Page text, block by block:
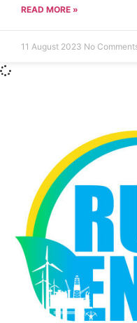
READ MORE »
11 August 2023 No